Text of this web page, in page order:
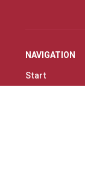
NAVIGATION
Start